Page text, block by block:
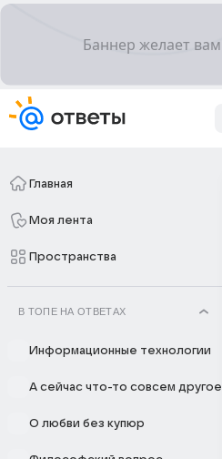
Главная
Моя лента
Пространства
В ТОПЕ НА ОТВЕТАХ
Информационные технологии
А сейчас что-то совсем другое
О любви без купюр